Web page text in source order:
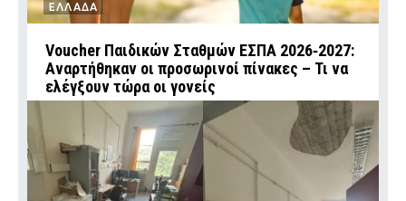
ΕΛΛΑΔΑ
Voucher Παιδικών Σταθμών ΕΣΠΑ 2026‑2027:
Αναρτήθηκαν οι προσωρινοί πίνακες – Τι να
ελέγξουν τώρα οι γονείς